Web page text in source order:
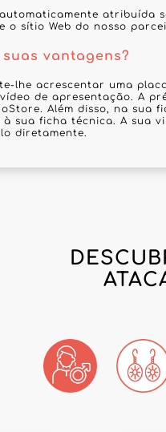
o sítio Web do nosso
vantagens?
lhe acrescentar uma
de apresentação. A
Além disso, na sua
sua ficha técnica. A sua
diretamente.